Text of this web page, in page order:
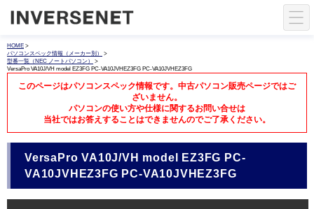
HOME >
パソコンスペック情報（メーカー別）
>
型番一覧（NEC ノートパソコン）
>
VersaPro VA10J/VH model EZ3FG PC-VA10JVHEZ3FG PC-VA10JVHEZ3FG
このページはパソコンスペック情報です。中古パソコン販売ページではご
ざいません。
パソコンの使い方や仕様に関するお問い合せは
当社ではお答えすることはできませんのでご了承ください。
VersaPro VA10J/VH model EZ3FG PC-
VA10JVHEZ3FG PC-VA10JVHEZ3FG